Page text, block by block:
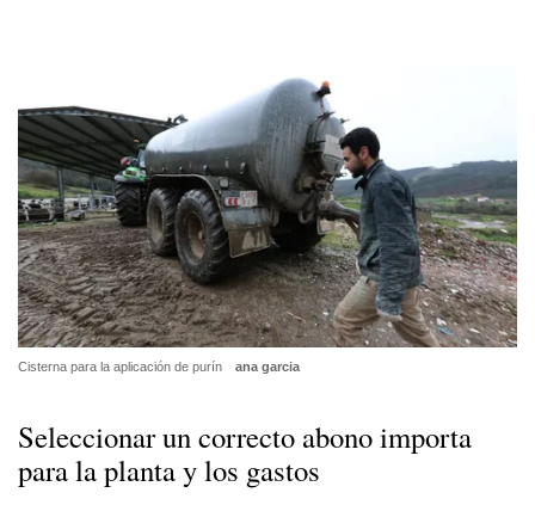
Cisterna para la aplicación de purín ana garcia
Seleccionar un correcto abono importa
para la planta y los gastos